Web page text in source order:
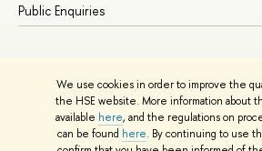
We use cookies in order to improve the
the HSE website. More information about
available here, and the regulations on
can be found here. By continuing to use
Public Enquiries
© HSE University 1993–2026 Contacts